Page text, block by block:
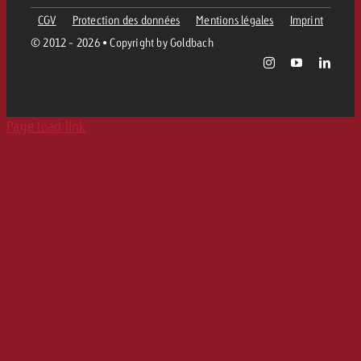
© 2012 - 2026 • Copyright by Goldbach
CGV Protection des données Mentions légales Imprint
Page load link